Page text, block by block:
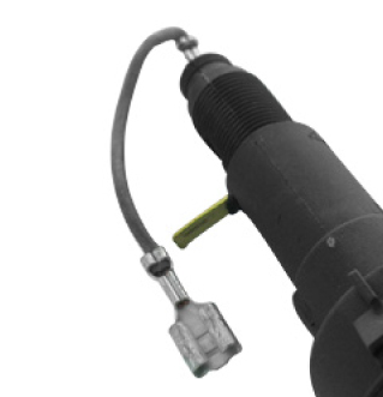
Accessoires panneaux solaires
Batteries
Batteries Lithium
Batteries LIONTRON
Stations électriques portables
Accessoires batteries
Chargeurs de batteries
Séparateurs de batteries
Gamme VICTRON ENERGY
Piles à combustible
Groupes Electrogènes
Convertisseurs 12V - 230V
Transformateurs 230V - 12V
ECLAIRAGES
Ampoules et tubes fluo
Ampoules à LEDS
Eclairages intérieur
Déstockage
Ventes Flash
Reconditionnés
Nos Véhicules en concession
Le Magasin
Concession & Véhicules
Nos véhicules Neufs
Nos véhicules Occasions
Le magasin